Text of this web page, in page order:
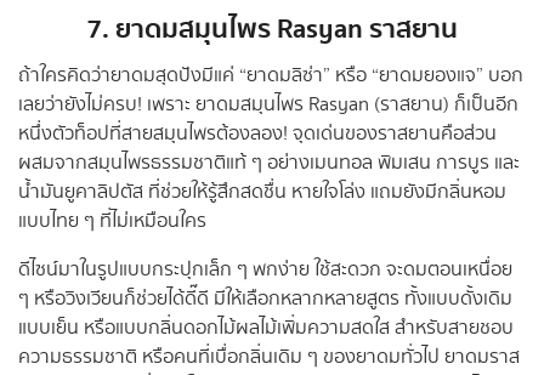
7. ยาดมสมุนไพรRasyanราสยาน
ถ้าใครคิดว่ายาดมสุดปังมีแค่ “ยาดมลิซ่า” หรือ “ยาดมยองแจ” บอก
เลยว่ายังไม่ครบ! เพราะ ยาดมสมุนไพร Rasyan (ราสยาน) ก็เป็นอีก
หนึ่งตัวท็อปที่สายสมุนไพรต้องลอง! จุดเด่นของราสยานคือส่วน
ผสมจากสมุนไพรธรรมชาติแท้ ๆ อย่างเมนทอล พิมเสน การบูร และ
น้ำมันยูคาลิปตัส ที่ช่วยให้รู้สึกสดชื่น หายใจโล่ง แถมยังมีกลิ่นหอม
แบบไทย ๆ ที่ไม่เหมือนใคร
ดีไซน์มาในรูปแบบกระปุกเล็ก ๆ พกง่าย ใช้สะดวก จะดมตอนเหนื่อย
ๆ หรือวิงเวียนก็ช่วยได้ดี๊ดี มีให้เลือกหลากหลายสูตร ทั้งแบบดั้งเดิม
แบบเย็น หรือแบบกลิ่นดอกไม้ผลไม้เพิ่มความสดใส สำหรับสายชอบ
ความธรรมชาติ หรือคนที่เบื่อกลิ่นเดิม ๆ ของยาดมทั่วไป ยาดมราส